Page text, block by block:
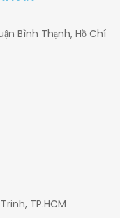
Bình Thạnh, Hồ Chí
TP.HCM